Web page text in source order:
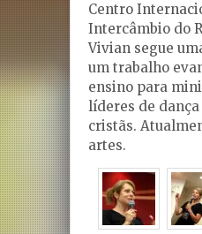
Centro
Intercâmbio do
Vivian segue
um trabalho
ensino para
líderes de
cristãs.
artes.